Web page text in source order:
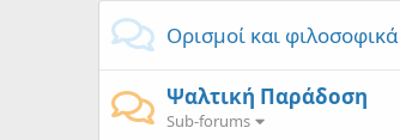
Ορισμοί και φιλοσοφικά
Ψαλτική Παράδοση
Sub-forums